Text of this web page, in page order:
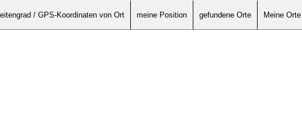
/ GPS-Koordinaten von Ort meine Position gefundene Orte Meine Orte